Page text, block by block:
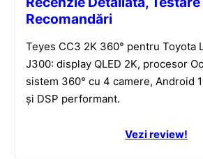
Recomandări
Teyes CC3 2K 360° pentru Toyota
J300: display QLED 2K, procesor
sistem 360° cu 4 camere, Android
și DSP performant.
Vezi review!